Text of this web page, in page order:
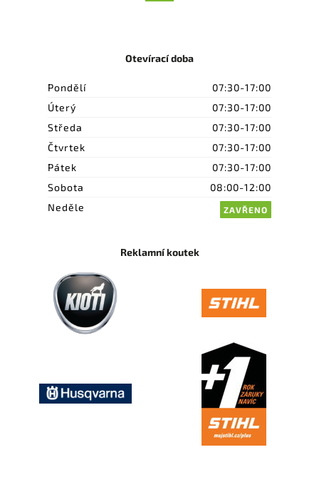
Otevírací doba
Pondělí
07:30-17:00
Úterý
07:30-17:00
Středa
07:30-17:00
Čtvrtek
07:30-17:00
Pátek
07:30-17:00
Sobota
08:00-12:00
Neděle
ZAVŘENO
Reklamní koutek